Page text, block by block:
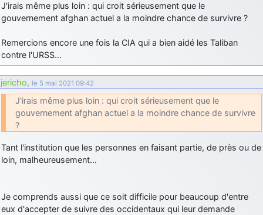
J'irais même plus loin : qui croit sérieusement que le
gouvernement afghan actuel a la moindre chance de survivre ?
Remercions encore une fois la CIA qui a bien aidé les Taliban
contre l'URSS…
jericho, le 5 mai 2021 09:42
J'irais même plus loin : qui croit sérieusement que le
gouvernement afghan actuel a la moindre chance de survivre
?
Tant l'institution que les personnes en faisant partie, de près ou de
loin, malheureusement…
Je comprends aussi que ce soit difficile pour beaucoup d'entre
eux d'accepter de suivre des occidentaux qui leur demande